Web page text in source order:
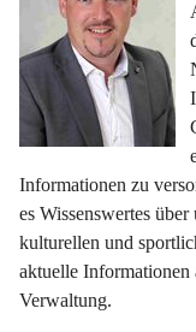
Informationen zu
es Wissenswertes
kulturellen und
aktuelle Informationen
Verwaltung.